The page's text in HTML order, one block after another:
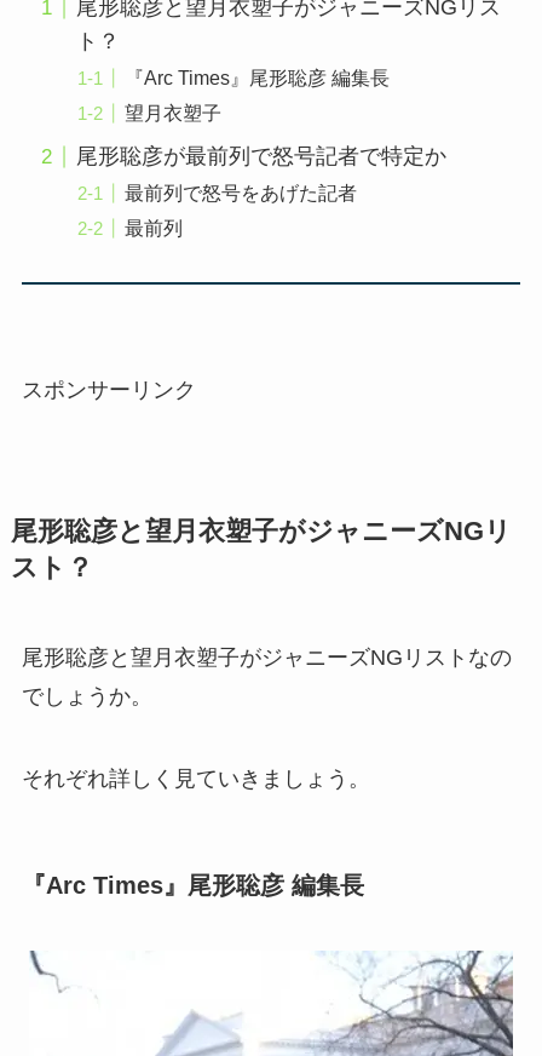
尾形聡彦と望月衣塑子がジャニーズNGリス
ト？
『Arc Times』尾形聡彦 編集長
望月衣塑子
尾形聡彦が最前列で怒号記者で特定か
最前列で怒号をあげた記者
最前列
スポンサーリンク
尾形聡彦と望月衣塑子がジャニーズNGリ
スト？
尾形聡彦と望月衣塑子がジャニーズNGリストなの
でしょうか。
それぞれ詳しく見ていきましょう。
『Arc Times』尾形聡彦 編集長